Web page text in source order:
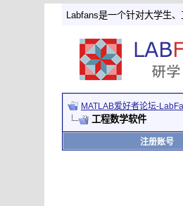
Labfans是一个针对大学生
MATLAB爱好者论坛-
工程数学软件
注册账号